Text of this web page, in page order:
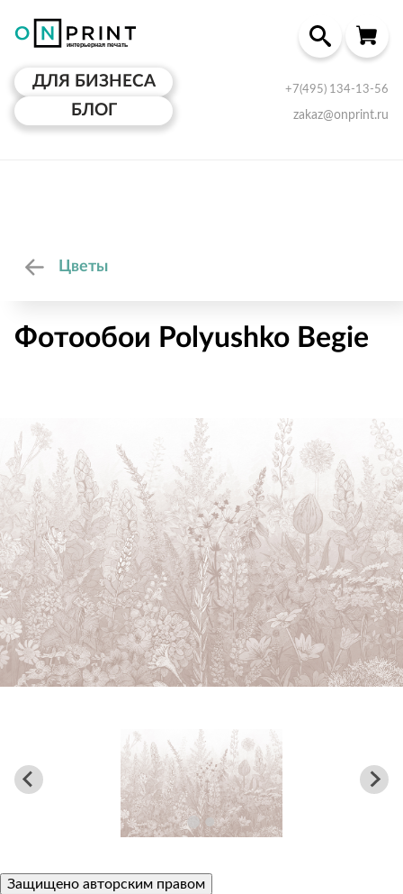
ДЛЯ БИЗНЕСА
БЛОГ
+7(495) 134-13-56
zakaz@onprint.ru
Цветы
Фотообои Polyushko Begie
Защищено авторским правом